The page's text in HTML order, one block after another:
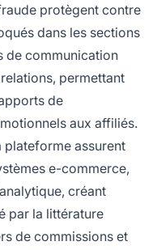
protègent contre
dans les sections
de communication
permettant
de
aux affiliés.
plateforme assurent
e-commerce,
créant
par la littérature
de commissions et